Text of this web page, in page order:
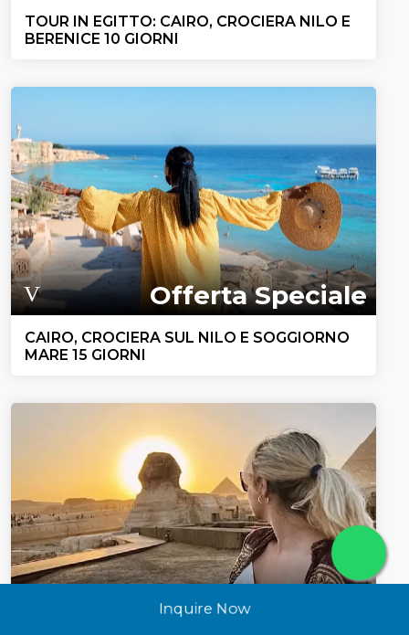
TOUR IN EGITTO: CAIRO, CROCIERA NILO E
BERENICE 10 GIORNI
Offerta Speciale
CAIRO, CROCIERA SUL NILO E SOGGIORNO
MARE 15 GIORNI
Inquire Now